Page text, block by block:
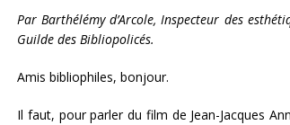
Par Barthélémy d’Arcole, Inspecteur des
Guilde des Bibliopolicés.
Amis bibliophiles, bonjour.
Il faut, pour parler du film de Jean-Jacques